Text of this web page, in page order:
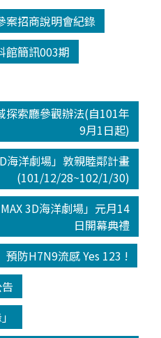
案招商說明會紀錄
館簡訊003期
探索廳參觀辦法(自101年
9月1日起)
海洋劇場」敦親睦鄰計畫
(101/12/28~102/1/30)
3D海洋劇場」元月14
日開幕典禮
預防H7N9流感 Yes 123 !